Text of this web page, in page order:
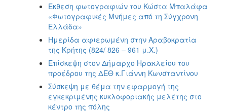
Έκθεση φωτογραφιών του Κώστα Μπαλάφα
«Φωτογραφικές Μνήμες από τη Σύγχρονη
Ελλάδα»
Ημερίδα αφιερωμένη στην Αραβοκρατία
της Κρήτης (824/ 826 – 961 μ.Χ.)
Επίσκεψη στον Δήμαρχο Ηρακλείου του
προέδρου της ΔΕΘ κ.Γιάννη Κωνσταντίνου
Σύσκεψη με θέμα την εφαρμογή της
εγκεκριμένης κυκλοφοριακής μελέτης στο
κέντρο της πόλης